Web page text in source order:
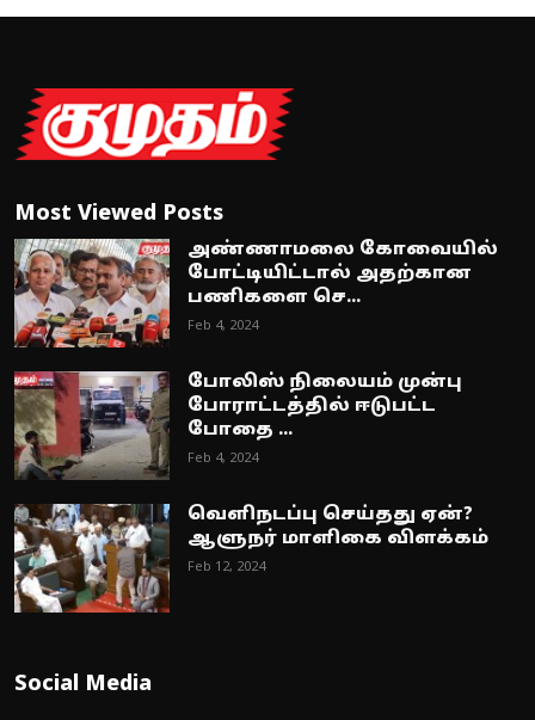
Most Viewed Posts
அண்ணாமலை கோவையில்
போட்டியிட்டால் அதற்கான
பணிகளை செ...
Feb 4, 2024
போலிஸ் நிலையம் முன்பு
போராட்டத்தில் ஈடுபட்ட
போதை ...
Feb 4, 2024
வெளிநடப்பு செய்தது ஏன்?
ஆளுநர் மாளிகை விளக்கம்
Feb 12, 2024
Social Media